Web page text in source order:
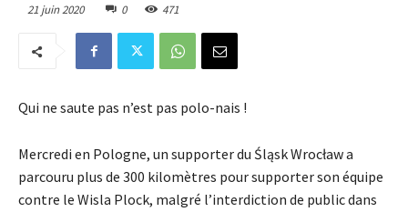
21 juin 2020 0 471
Qui ne saute pas n’est pas polo-nais !
Mercredi en Pologne, un supporter du Śląsk Wrocław a
parcouru plus de 300 kilomètres pour supporter son équipe
contre le Wisla Plock, malgré l’interdiction de public dans